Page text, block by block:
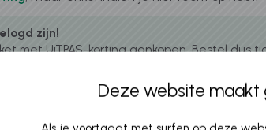
zijn!
met UiTPAS-korting aankopen. Bestel dus
je kinderen) in te vullen bij het afhandelen
je best alle filters in de zoek- en
Deze website maakt